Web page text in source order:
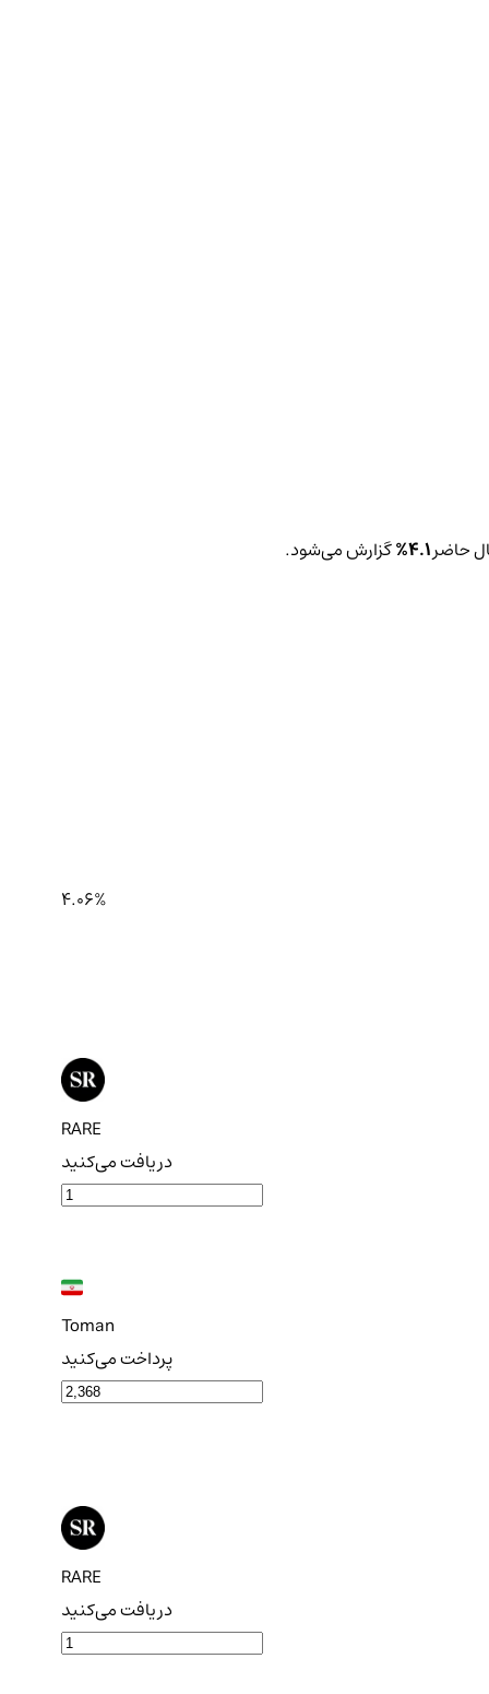
حاضر4.1% گزارش می‌شود.
4.06%
RARE
دریافت می‌کنید
Toman
پرداخت می‌کنید
RARE
دریافت می‌کنید